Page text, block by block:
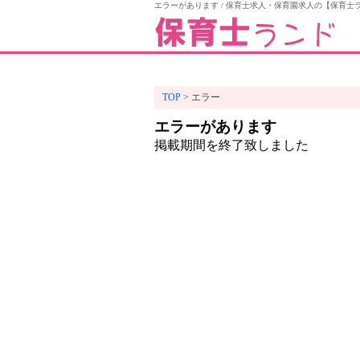
エラーがあります / 保育士求人・保育園求人の【保育士
TOP エラー
エラーがあります
掲載期間を終了致しました